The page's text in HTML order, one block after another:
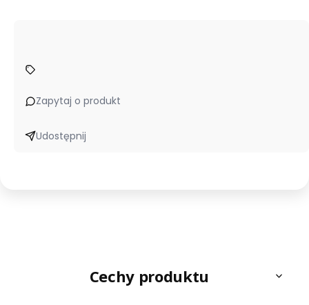
Zapytaj o produkt
Udostępnij
Cechy produktu